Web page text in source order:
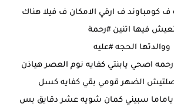
ف كومباوند ف ارقي الامكان ف فيلا هناك
فيها اتنين#رحمة
ووالدتها الحجه#عليه
اصحي يابنتي كفايه نوم العصر هياذن
الضهر قومي بقي كفايه كسل
ياماما سبيني كمان شويه عشر دقايق بس